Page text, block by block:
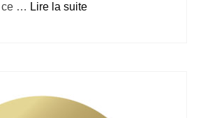
ce … Lire la suite­­